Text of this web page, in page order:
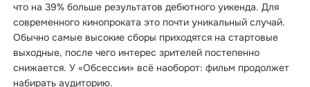
что на 39% больше результатов дебютного уикенда. Для
современного кинопроката это почти уникальный случай.
Обычно самые высокие сборы приходятся на стартовые
выходные, после чего интерес зрителей постепенно
снижается. У «Обсессии» всё наоборот: фильм продолжет
набирать аудиторию.